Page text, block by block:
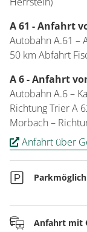
A 61 - Anfahrt
Autobahn A.61 –
50 km Abfahrt
A 6 - Anfahrt
Autobahn A.6 –
Richtung Trier A
Morbach –
Anfahrt über
Parkplatz direkt
Campingplatzes
Anfahrt mit